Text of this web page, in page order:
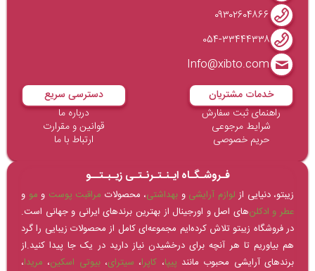
۰۹۳۰۲۶۰۴۸۶۶
۰۵۴-۳۳۴۴۴۳۳۸
Info@xibto.com
خدمات مشتریان
راهنمای ثبت سفارش
شرایط مرجوعی
حریم خصوصی
دسترسی سریع
درباره ما
قوانین و مقرارت
ارتباط با ما
فـروشـگـاه ایـنـتـرنـتـی زیـبـتــو
زیبتو، دنیایی از لوازم آرایشی و بهداشتی، محصولات مراقبت پوست و مو و
عطر و ادکلن‌های اصل و اورجینال از بهترین برندهای ایرانی و جهانی است.
در فروشگاه زیبتو تلاش کرده‌ایم مجموعه‌ای کامل از محصولات زیبایی را گرد
هم بیاوریم تا هر آنچه برای درخشیدن نیاز دارید در یک جا پیدا کنید.از
برندهای آرایشی محبوب مانند پیپا، کاپرا، سیترای،بیوتی اسکین، مریدا،